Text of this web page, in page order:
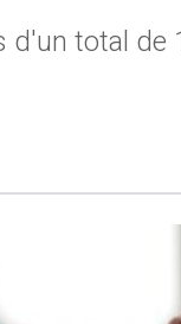
total de